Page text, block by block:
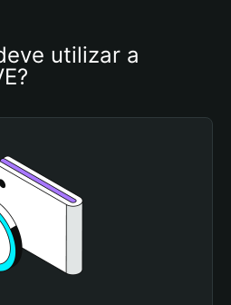
utilizar a